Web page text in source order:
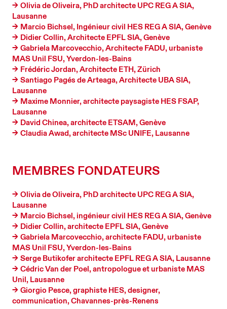
Olivia de Oliveira, PhD architecte UPC REG A SIA,
Lausanne
Marcio Bichsel, Ingénieur civil HES REG A SIA, Genève
Didier Collin, Architecte EPFL SIA, Genève
Gabriela Marcovecchio, Architecte FADU, urbaniste
MAS Unil FSU, Yverdon-les-Bains
Frédéric Jordan, Architecte ETH, Zürich
Santiago Pagés de Arteaga, Architecte UBA SIA,
Lausanne
Maxime Monnier, architecte paysagiste HES FSAP,
Lausanne
David Chinea, architecte ETSAM, Genève
Claudia Awad, architecte MSc UNIFE, Lausanne
MEMBRES FONDATEURS
Olivia de Oliveira, PhD architecte UPC REG A SIA,
Lausanne
Marcio Bichsel, ingénieur civil HES REG A SIA, Genève
Didier Collin, architecte EPFL SIA, Genève
Gabriela Marcovecchio, architecte FADU, urbaniste
MAS Unil FSU, Yverdon-les-Bains
Serge Butikofer architecte EPFL REG A SIA, Lausanne
Cédric Van der Poel, antropologue et urbaniste MAS
Unil, Lausanne
Giorgio Pesce, graphiste HES, designer,
communication, Chavannes-près-Renens